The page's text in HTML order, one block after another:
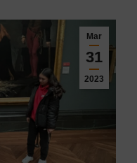
Mar
31
2023